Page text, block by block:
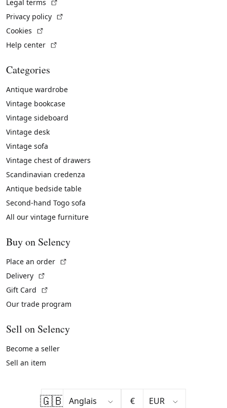
Legal terms
Privacy policy
Cookies
Help center
Categories
Antique wardrobe
Vintage bookcase
Vintage sideboard
Vintage desk
Vintage sofa
Vintage chest of drawers
Scandinavian credenza
Antique bedside table
Second-hand Togo sofa
All our vintage furniture
Buy on Selency
Place an order
Delivery
Gift Card
Our trade program
Sell on Selency
Become a seller
Sell an item
🇬🇧 €